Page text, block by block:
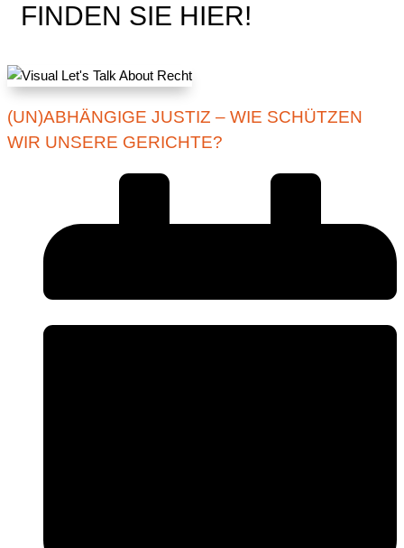
FINDEN SIE HIER!
(UN)ABHÄNGIGE JUSTIZ – WIE SCHÜTZEN
WIR UNSERE GERICHTE?